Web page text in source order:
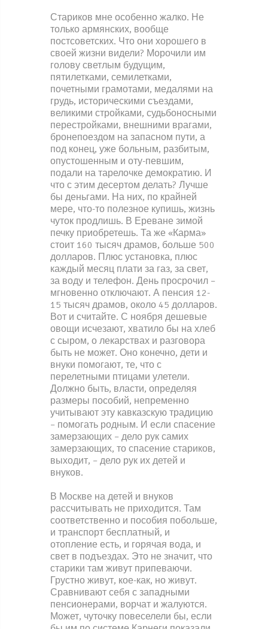
Стариков мне особенно жалко. Не
только армянских, вообще
постсоветских. Что они хорошего в
своей жизни видели? Морочили им
голову светлым будущим,
пятилетками, семилетками,
почетными грамотами, медалями на
грудь, историческими съездами,
великими стройками, судьбоносными
перестройками, внешними врагами,
бронепоездом на запасном пути, а
под конец, уже больным, разбитым,
опустошенным и оту-певшим,
подали на тарелочке демократию. И
что с этим десертом делать? Лучше
бы деньгами. На них, по крайней
мере, что-то полезное купишь, жизнь
чуток продлишь. В Ереване зимой
печку приобретешь. Та же «Карма»
стоит 160 тысяч драмов, больше 500
долларов. Плюс установка, плюс
каждый месяц плати за газ, за свет,
за воду и телефон. День просрочил –
мгновенно отключают. А пенсия 12-
15 тысяч драмов, около 45 долларов.
Вот и считайте. С ноября дешевые
овощи исчезают, хватило бы на хлеб
с сыром, о лекарствах и разговора
быть не может. Оно конечно, дети и
внуки помогают, те, что с
перелетными птицами улетели.
Должно быть, власти, определяя
размеры пособий, непременно
учитывают эту кавказскую традицию
– помогать родным. И если спасение
замерзающих – дело рук самих
замерзающих, то спасение стариков,
выходит, – дело рук их детей и
внуков.
В Москве на детей и внуков
рассчитывать не приходится. Там
соответственно и пособия побольше,
и транспорт бесплатный, и
отопление есть, и горячая вода, и
свет в подъездах. Это не значит, что
старики там живут припеваючи.
Грустно живут, кое-как, но живут.
Сравнивают себя с западными
пенсионерами, ворчат и жалуются.
Может, чуточку повеселели бы, если